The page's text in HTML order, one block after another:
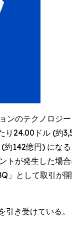
のテクノロジ
24.00ドル (約
142億円) にな
トが発生した場
」として取引が
き受けている